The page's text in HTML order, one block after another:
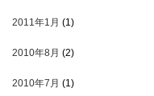
2011年1月 (1)
2010年8月 (2)
2010年7月 (1)